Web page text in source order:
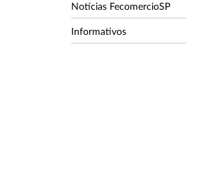
Notícias FecomercioSP
Informativos